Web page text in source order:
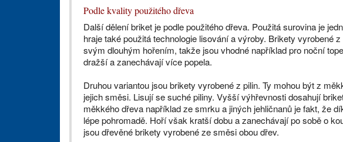
Podle kvality použitého dřeva
Další dělení briket je podle použitého dřeva. Použitá surovina je
hraje také použitá technologie lisování a výroby. Brikety vyrobené
svým dlouhým hořením, takže jsou vhodné například pro noční
dražší a zanechávají více popela.
Druhou variantou jsou brikety vyrobené z pilin. Ty mohou být z
jejich směsi. Lisují se suché piliny. Vyšší výhřevnosti dosahují
měkkého dřeva například ze smrku a jiných jehličnanů je fakt, že
lépe pohromadě. Hoří však kratší dobu a zanechávají po sobě o
jsou dřevěné brikety vyrobené ze směsi obou dřev.